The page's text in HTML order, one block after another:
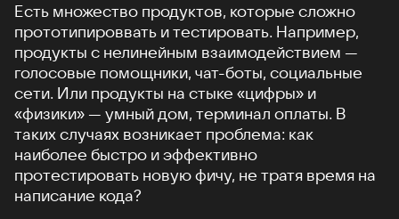
Есть множество продуктов, которые сложно
прототипироввать и тестировать. Например,
продукты с нелинейным взаимодействием —
голосовые помощники, чат-боты, социальные
сети. Или продукты на стыке «цифры» и
«физики» — умный дом, терминал оплаты. В
таких случаях возникает проблема: как
наиболее быстро и эффективно
протестировать новую фичу, не тратя время на
написание кода?